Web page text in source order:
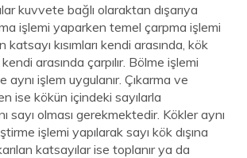
kuvvete bağlı olaraktan dışarıya
işlemi yaparken temel çarpma işlemi
katsayı kısımları kendi arasında, kök
kendi arasında çarpılır. Bölme işlemi
aynı işlem uygulanır. Çıkarma ve
ise kökün içindeki sayılarla
sayı olması gerekmektedir. Kökler aynı
işlemi yapılarak sayı kök dışına
katsayılar ise toplanır ya da